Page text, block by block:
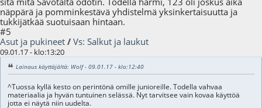
näppärä ja pomminkestävä yhdistelmä yksinkertaisuutta ja
tukkijätkää suotuisaan hintaan.
#5
Asut ja pukineet / Vs: Salkut ja laukut
09.01.17 - klo:13:20
Lainaus käyttäjältä: Wolf - 09.01.17 - klo:12:40
^Tuossa kyllä kesto on perintönä omille junioreille. Todella vahvaa
materiaalia ja hyvän tuntuinen selässä. Nyt tarvitsee vain kovaa käyttöä
jotta ei näytä niin uudelta.